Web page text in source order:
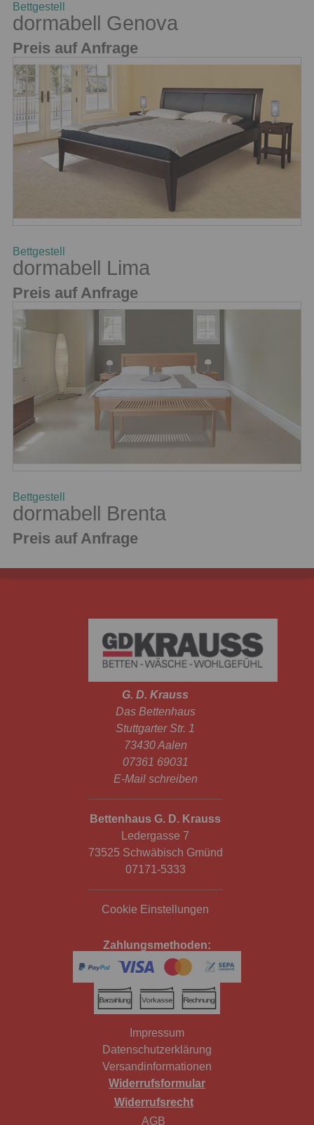
Bettgestell
dormabell Genova
Preis auf Anfrage
Bettgestell
dormabell Lima
Preis auf Anfrage
Bettgestell
dormabell Brenta
Preis auf Anfrage
G. D. Krauss
Das Bettenhaus
Stuttgarter Str. 1
73430 Aalen
07361 69031
E-Mail schreiben
Bettenhaus G. D. Krauss
Ledergasse 7
73525 Schwäbisch Gmünd
07171-5333
Cookie Einstellungen
Zahlungsmethoden:
Impressum
Datenschutzerklärung
Versandinformationen
Widerrufsformular
Widerrufsrecht
AGB